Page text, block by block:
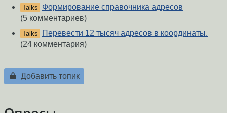
Talks
Формирование справочника адресов
(5 комментариев)
Talks
Перевести 12 тысяч адресов в координаты.
(24 комментария)
Добавить топик